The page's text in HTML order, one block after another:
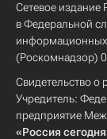
Сетевое издание
в Федеральной
информационных
(Роскомнадзор)
Свидетельство
Учредитель:
предприятие
«Россия